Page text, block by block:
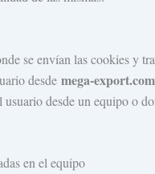
se envían las cookies y
desde mega-export.com
desde un equipo o
en el equipo